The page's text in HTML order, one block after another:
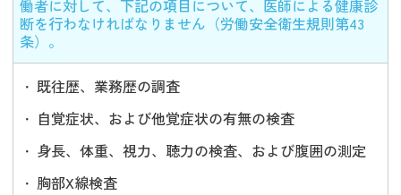
働者に対して、下記の項目について、医師による健康診
断を行わなければなりません（労働安全衛生規則第43
条）。
既往歴、業務歴の調査
自覚症状、および他覚症状の有無の検査
身長、体重、視力、聴力の検査、および腹囲の測定
胸部X線検査